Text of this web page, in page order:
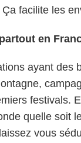
facilite les
en
ayant des
festivals.
quelle soit
vous